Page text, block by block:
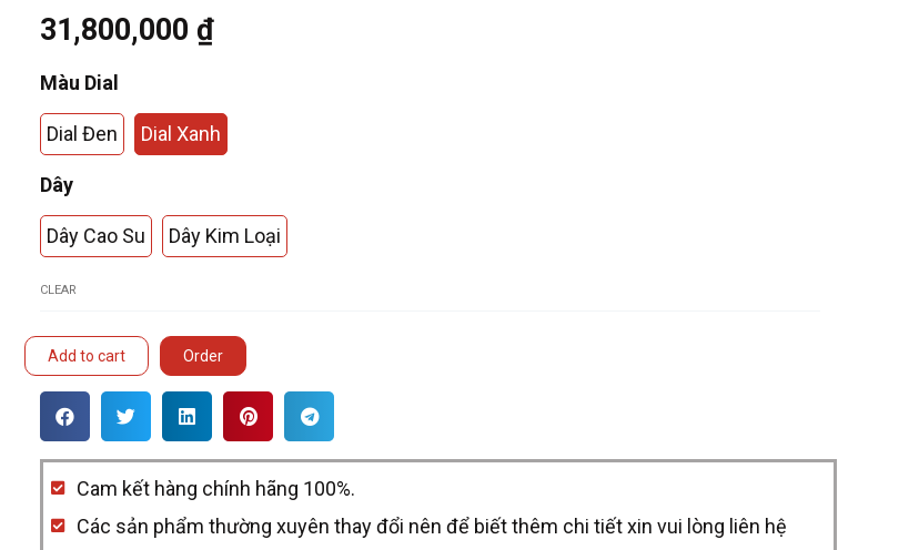
31,800,000 ₫
Màu Dial
Dial Đen Dial Xanh
Dây
Dây Cao Su Dây Kim Loại
CLEAR
Add to cart Order
Cam kết hàng chính hãng 100%.
Các sản phẩm thường xuyên thay đổi nên để biết thêm chi tiết xin vui lòng liên hệ